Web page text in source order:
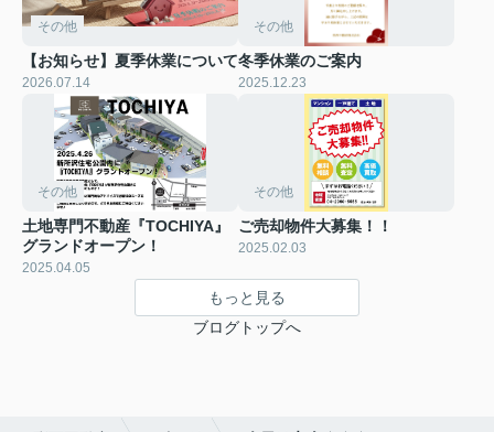
その他
【お知らせ】夏季休業について
2026.07.14
その他
冬季休業のご案内
2025.12.23
その他
土地専門不動産『TOCHIYA』
グランドオープン！
2025.04.05
その他
ご売却物件大募集！！
2025.02.03
もっと見る
ブログトップへ